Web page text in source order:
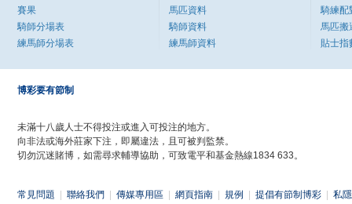
賽果
騎師分場表
練馬師分場表
馬匹資料
騎師資料
練馬師資料
騎練配
馬匹搬
貼士指
博彩要有節制
未滿十八歲人士不得投注或進入可投注的地方。
向非法或海外莊家下注，即屬違法，且可被判監禁。
切勿沉迷賭博，如需尋求輔導協助，可致電平和基金熱線1834 633。
常見問題 聯絡我們 傳媒專用區 網頁指南 規例 提倡有節制博彩 私